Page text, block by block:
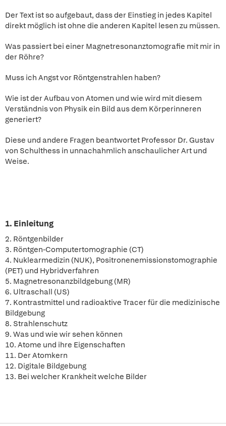
Der Text ist so aufgebaut, dass der Einstieg in jedes Kapitel
direkt möglich ist ohne die anderen Kapitel lesen zu müssen.
Was passiert bei einer Magnetresonanztomografie mit mir in
der Röhre?
Muss ich Angst vor Röntgenstrahlen haben?
Wie ist der Aufbau von Atomen und wie wird mit diesem
Verständnis von Physik ein Bild aus dem Körperinneren
generiert?
Diese und andere Fragen beantwortet Professor Dr. Gustav
von Schulthess in unnachahmlich anschaulicher Art und
Weise.
1. Einleitung
2. Röntgenbilder
3. Röntgen-Computertomographie (CT)
4. Nuklearmedizin (NUK), Positronenemissionstomographie
(PET) und Hybridverfahren
5. Magnetresonanzbildgebung (MR)
6. Ultraschall (US)
7. Kontrastmittel und radioaktive Tracer für die medizinische
Bildgebung
8. Strahlenschutz
9. Was und wie wir sehen können
10. Atome und ihre Eigenschaften
11. Der Atomkern
12. Digitale Bildgebung
13. Bei welcher Krankheit welche Bilder